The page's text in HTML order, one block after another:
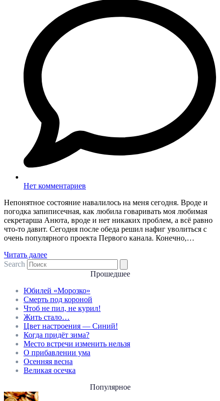
Нет комментариев
Непонятное состояние навалилось на меня сегодня. Вроде и
погодка запиписечная, как любила говаривать моя любимая
секретарша Анюта, вроде и нет никаких проблем, а всё равно
что-то давит. Сегодня после обеда решил нафиг уволиться с
очень популярного проекта Первого канала. Конечно,…
Читать далее
Search
Прошедшее
Юбилей «Морозко»
Смерть под короной
Чтоб не пил, не курил!
Жить стало…
Цвет настроения — Синий!
Когда придёт зима?
Место встречи изменить нельзя
О прибавлении ума
Осенняя весна
Великая осечка
Популярное